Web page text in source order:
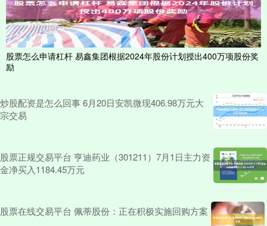
股票怎么申请杠杆 易鑫集团根据2024年股份计划授出400万项股份奖
励
炒股配资是怎么回事 6月20日安凯微现406.98万元大
宗交易
股票正规交易平台 亨迪药业（301211）7月1日主力资
金净买入1184.45万元
股票在线交易平台 佩蒂股份：正在积极实施回购方案